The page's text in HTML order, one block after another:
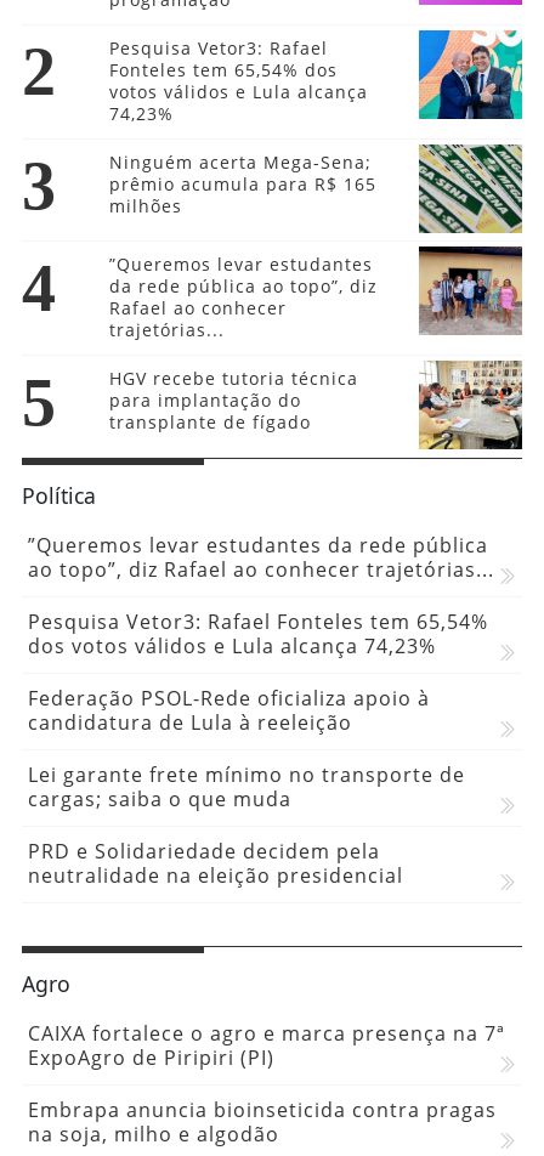
2
Pesquisa Vetor3: Rafael
Fonteles tem 65,54% dos
votos válidos e Lula alcança
74,23%
3
Ninguém acerta Mega-Sena;
prêmio acumula para R$ 165
milhões
4
”Queremos levar estudantes
da rede pública ao topo”, diz
Rafael ao conhecer
trajetórias...
5
HGV recebe tutoria técnica
para implantação do
transplante de fígado
Política
”Queremos levar estudantes da rede pública
ao topo”, diz Rafael ao conhecer trajetórias...
Pesquisa Vetor3: Rafael Fonteles tem 65,54%
dos votos válidos e Lula alcança 74,23%
Federação PSOL-Rede oficializa apoio à
candidatura de Lula à reeleição
Lei garante frete mínimo no transporte de
cargas; saiba o que muda
PRD e Solidariedade decidem pela
neutralidade na eleição presidencial
Agro
CAIXA fortalece o agro e marca presença na 7ª
ExpoAgro de Piripiri (PI)
Embrapa anuncia bioinseticida contra pragas
na soja, milho e algodão